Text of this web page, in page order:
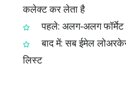
कलेक्ट कर लेता है
पहले: अलग‑अलग
बाद में: सब ईमेल
लिस्ट